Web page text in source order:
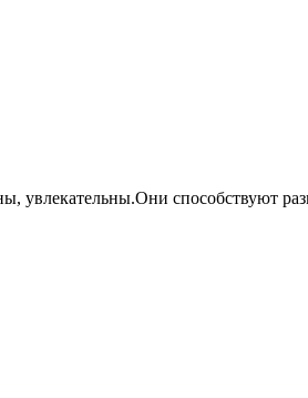
увлекательны.Они способствуют